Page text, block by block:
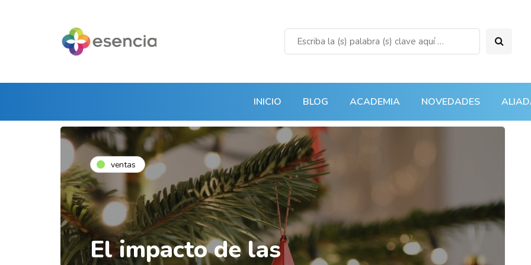
INICIO BLOG ACADEMIA NOVEDADES
ventas
El impacto de las